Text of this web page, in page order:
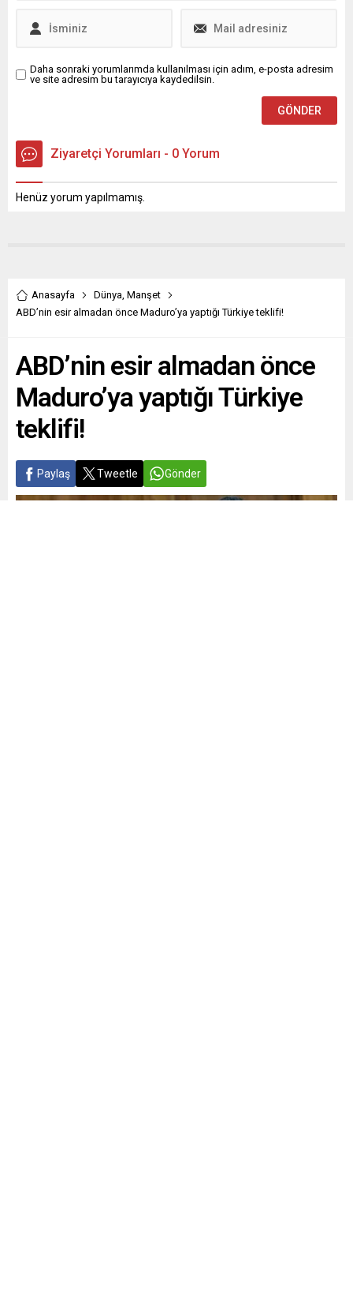
bölgelerini...
Daha sonraki yorumlarımda kullanılması için adım, e-posta adresim
ve site adresim bu tarayıcıya kaydedilsin.
Ziyaretçi Yorumları - 0 Yorum
Henüz yorum yapılmamış.
Anasayfa Dünya, Manşet
ABD’nin esir almadan önce Maduro’ya yaptığı Türkiye teklifi!
ABD’nin esir almadan önce
Maduro’ya yaptığı Türkiye
teklifi!
Paylaş Tweetle Gönder